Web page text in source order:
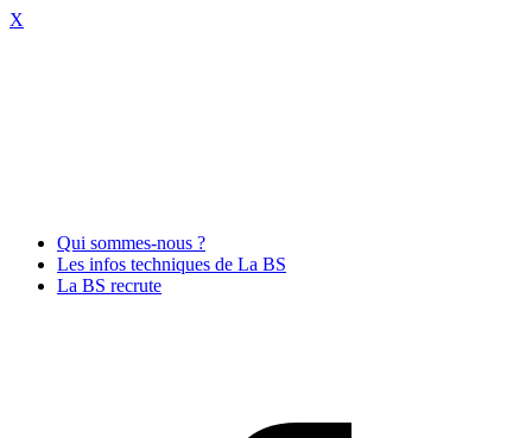
X
Qui sommes-nous ?
Les infos techniques de La BS
La BS recrute